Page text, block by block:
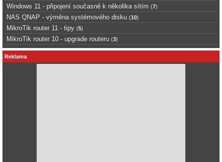
Windows 11 - připojení současně k několika sítím (7)
NAS QNAP - výměna systémového disku (10)
MikroTik router 11 - tipy (5)
MikroTik router 10 - upgrade routeru (3)
Reklama